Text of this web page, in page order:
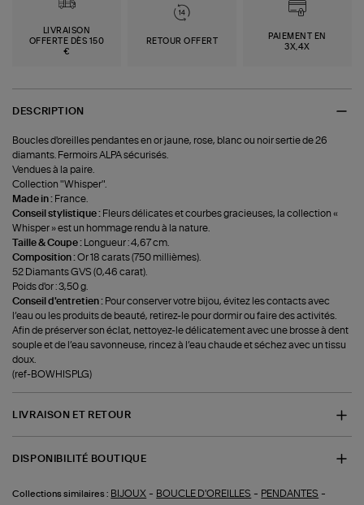
LIVRAISON
OFFERTE DÈS 150
€
RETOUR OFFERT
PAIEMENT EN
3X,4X
DESCRIPTION
Boucles d'oreilles pendantes en or jaune, rose, blanc ou noir sertie de 26
diamants. Fermoirs ALPA sécurisés.
Vendues à la paire.
Collection "Whisper".
Made in : France.
Conseil stylistique : Fleurs délicates et courbes gracieuses, la collection «
Whisper » est un hommage rendu à la nature.
Taille & Coupe : Longueur : 4,67 cm.
Composition :Or 18 carats (750 millièmes).
52 Diamants GVS (0,46 carat).
Poids d'or : 3,50 g.
Conseil d'entretien : Pour conserver votre bijou, évitez les contacts avec
l’eau ou les produits de beauté, retirez-le pour dormir ou faire des activités.
Afin de préserver son éclat, nettoyez-le délicatement avec une brosse à dent
souple et de l’eau savonneuse, rincez à l’eau chaude et séchez avec un tissu
doux.
(ref-BOWHISPLG)
LIVRAISON ET RETOUR
DISPONIBILITÉ BOUTIQUE
Collections similaires : BIJOUX - BOUCLE D'OREILLES - PENDANTES -